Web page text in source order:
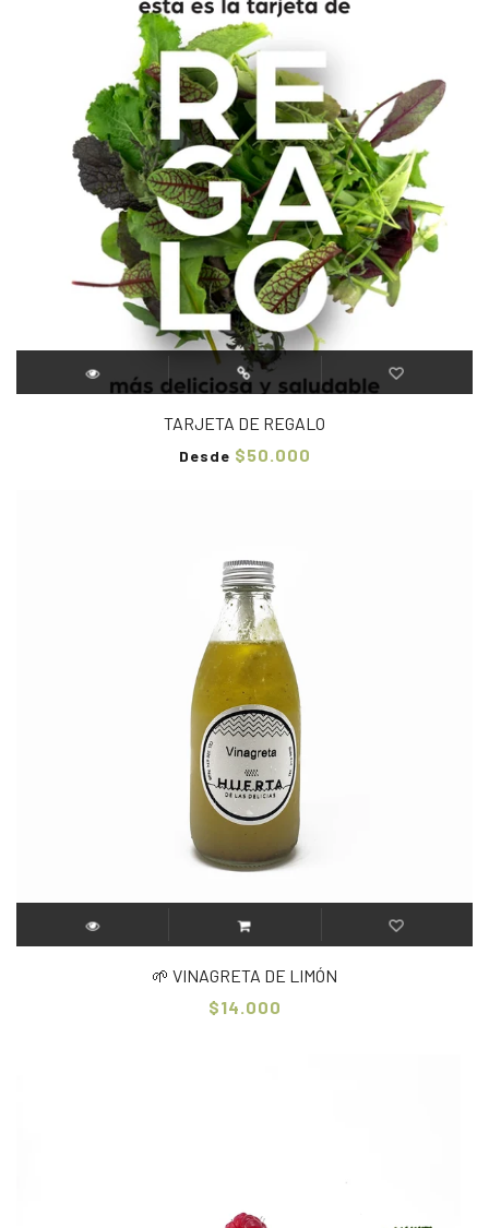
TARJETA DE REGALO
Desde $50.000
🌱 VINAGRETA DE LIMÓN
$14.000